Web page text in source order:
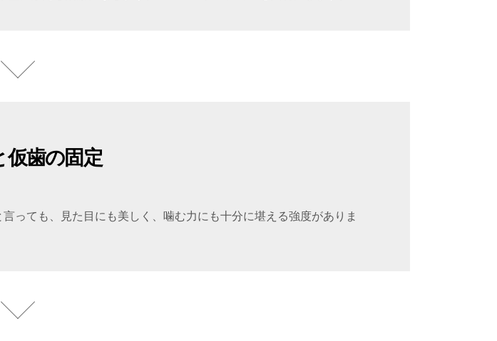
仮歯の固定
っても、見た目にも美しく、噛む力にも十分に堪える強度がありま